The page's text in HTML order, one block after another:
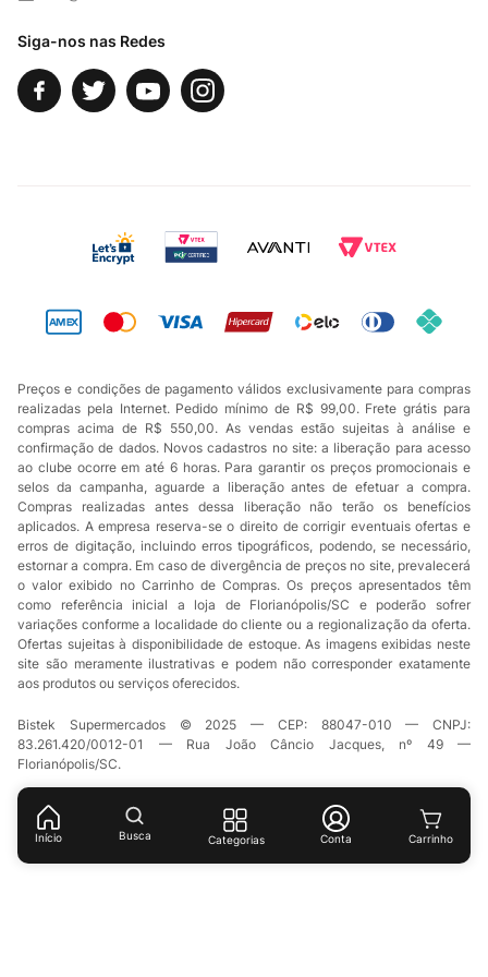
Início Busca Categorias Conta
Siga-nos nas Redes
Fale Conosco
Preços e condições de pagamento válidos exclusivamente para compras
realizadas pela Internet. Pedido mínimo de R$ 99,00. Frete grátis para
compras acima de R$ 550,00. As vendas estão sujeitas à análise e
confirmação de dados. Novos cadastros no site: a liberação para acesso
ao clube ocorre em até 6 horas. Para garantir os preços promocionais e
selos da campanha, aguarde a liberação antes de efetuar a compra.
Compras realizadas antes dessa liberação não terão os benefícios
aplicados. A empresa reserva-se o direito de corrigir eventuais ofertas e
erros de digitação, incluindo erros tipográficos, podendo, se necessário,
estornar a compra. Em caso de divergência de preços no site, prevalecerá
o valor exibido no Carrinho de Compras. Os preços apresentados têm
como referência inicial a loja de Florianópolis/SC e poderão sofrer
variações conforme a localidade do cliente ou a regionalização da oferta.
Ofertas sujeitas à disponibilidade de estoque. As imagens exibidas neste
site são meramente ilustrativas e podem não corresponder exatamente
aos produtos ou serviços oferecidos.
Bistek Supermercados © 2025 — CEP: 88047-010 — CNPJ:
83.261.420/0012-01 — Rua João Câncio Jacques, nº 49 —
Florianópolis/SC.